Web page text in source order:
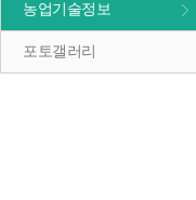
농업기술정보
포토갤러리